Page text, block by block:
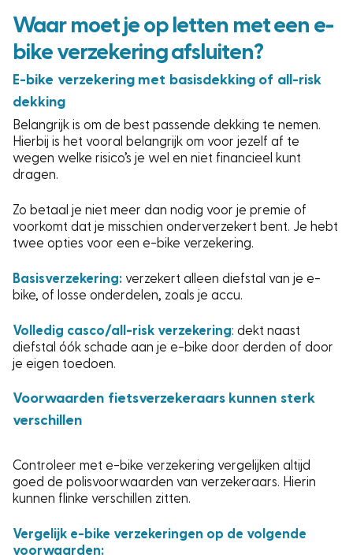
Waar moet je op letten met een e-
bike verzekering afsluiten?
E-bike verzekering met basisdekking of all-risk
dekking
Belangrijk is om de best passende dekking te nemen.
Hierbij is het vooral belangrijk om voor jezelf af te
wegen welke risico’s je wel en niet financieel kunt
dragen.
Zo betaal je niet meer dan nodig voor je premie of
voorkomt dat je misschien onderverzekert bent. Je hebt
twee opties voor een e-bike verzekering.
Basisverzekering: verzekert alleen diefstal van je e-
bike, of losse onderdelen, zoals je accu.
Volledig casco/all-risk verzekering: dekt naast
diefstal óók schade aan je e-bike door derden of door
je eigen toedoen.
Voorwaarden fietsverzekeraars kunnen sterk
verschillen
Controleer met e-bike verzekering vergelijken altijd
goed de polisvoorwaarden van verzekeraars. Hierin
kunnen flinke verschillen zitten.
Vergelijk e-bike verzekeringen op de volgende
voorwaarden: